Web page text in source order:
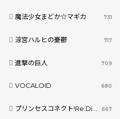
魔法少女まどか☆マギカ 731
涼宮ハルヒの憂鬱 717
進撃の巨人 709
VOCALOID 680
プリンセスコネクト!Re:Dive 667